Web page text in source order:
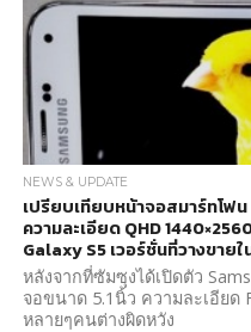
NEWS & UPDATE
เปรียบเทียบหน้าจอสมาร์ทโฟ
ความละเอียด QHD
Galaxy S5 เวอร์ชั่นที่วางขายใ
หลังจากที่ซัมซุงได้เปิดตัว
จอขนาด 5.1นิ้ว ความละเอียด
หลายๆคนต่างผิดหวัง